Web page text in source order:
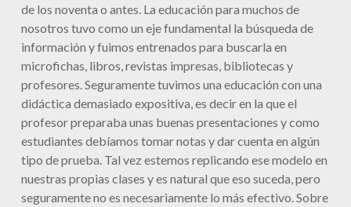
de los noventa o antes. La educación para muchos de
nosotros tuvo como un eje fundamental la búsqueda de
información y fuimos entrenados para buscarla en
microfichas, libros, revistas impresas, bibliotecas y
profesores. Seguramente tuvimos una educación con una
didáctica demasiado expositiva, es decir en la que el
profesor preparaba unas buenas presentaciones y como
estudiantes debíamos tomar notas y dar cuenta en algún
tipo de prueba. Tal vez estemos replicando ese modelo en
nuestras propias clases y es natural que eso suceda, pero
seguramente no es necesariamente lo más efectivo. Sobre